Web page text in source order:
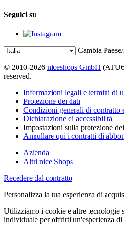
Seguici su
Cambia
© 2010-2026 niceshops GmbH
reserved.
Informazioni legali e termini di
Protezione dei dati
Condizioni generali di contratto
Dichiarazione di accessibilità
Impostazioni sulla protezione
Annullare qui i contratti di
Azienda
Altri nice Shops
Recedere dal contratto
Personalizza la tua esperienza di
Utilizziamo i cookie e altre tecnologie
individuale per offrirti un'esperienza di